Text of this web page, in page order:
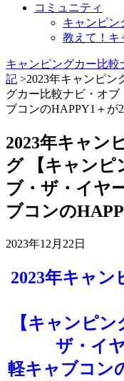
コミュニティ
キャンピン
教えて！キ
キャンピングカー比較
記 >2023年キャンピン
グカー比較ナビ・オブ
ブコンのHAPPY1＋が
2023年キャン
グ 【キャンピ
ブ・ザ・イヤ
ブコンの
2023年12月22日
2023年キャ
【キャンピ
ザ・イ
軽キャブコン